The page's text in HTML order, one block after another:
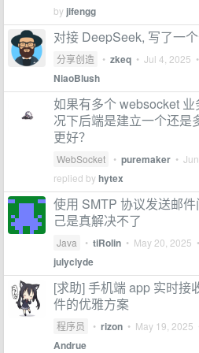
by jifengg
对接 DeepSeek, 写了一
分享创造 • zkeq • Jul 4, 2025
NiaoBlush
如果有多个 websocket
况下后端是建立一个还是
更好？
WebSocket • puremaker •
replied byhytex
使用 SMTP 协议发送邮
己是真解决不了
Java • tiRolin • May 20, 2025
julyclyde
[求助] 手机端 app 实时接
件的优雅方案
程序员 • rizon • May 19, 2025
Andrue